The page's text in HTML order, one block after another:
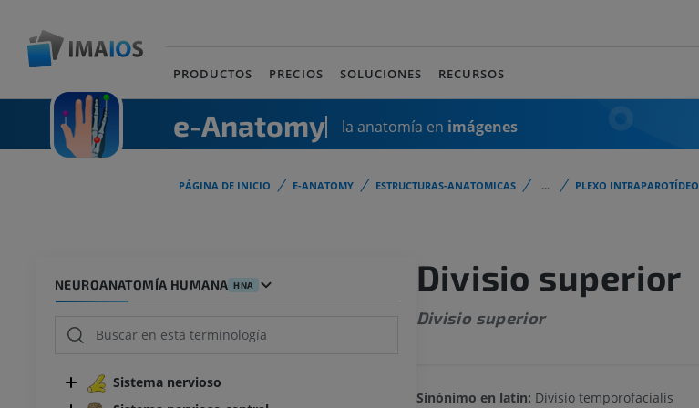
PRODUCTOS PRECIOS SOLUCIONES RECURSOS
e-Anatomy la anatomía en imágenes
PÁGINA DE INICIO E-ANATOMY ESTRUCTURAS-ANATOMICAS ... PLEXO INTRAPAROTÍDEO
NEUROANATOMÍA HUMANA HNA
Sistema nervioso
Divisio superior
Divisio superior
Sinónimo en latín: Divisio temporofacialis